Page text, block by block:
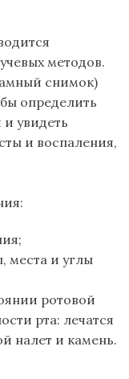
методов.
снимок)
определить
увидеть
и воспаления,
места и углы
ротовой
рта: лечатся
налет и камень.